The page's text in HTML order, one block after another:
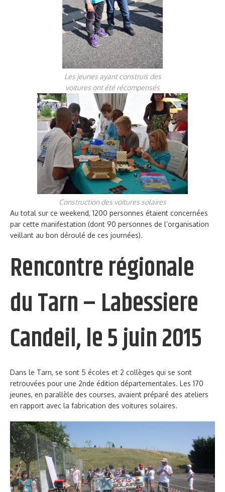
Les jeunes ayant construis des
voitures ont été récompensés
Construction des voitures solaires
Au total sur ce weekend, 1200 personnes étaient concernées
par cette manifestation (dont 90 personnes de l’organisation
veillant au bon déroulé de ces journées).
Rencontre régionale
du Tarn – Labessiere
Candeil, le 5 juin 2015
Dans le Tarn, se sont 5 écoles et 2 collèges qui se sont
retrouvées pour une 2nde édition départementales. Les 170
jeunes, en parallèle des courses, avaient préparé des ateliers
en rapport avec la fabrication des voitures solaires.